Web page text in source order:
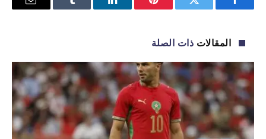
فيسبوك تويتر بينتيريستلينكدإن Tumblr
البريد
المقالات ذات الصلة